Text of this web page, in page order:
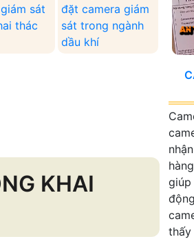
sát
thác
đặt camera giám
sát trong ngành
dầu khí
KHAI